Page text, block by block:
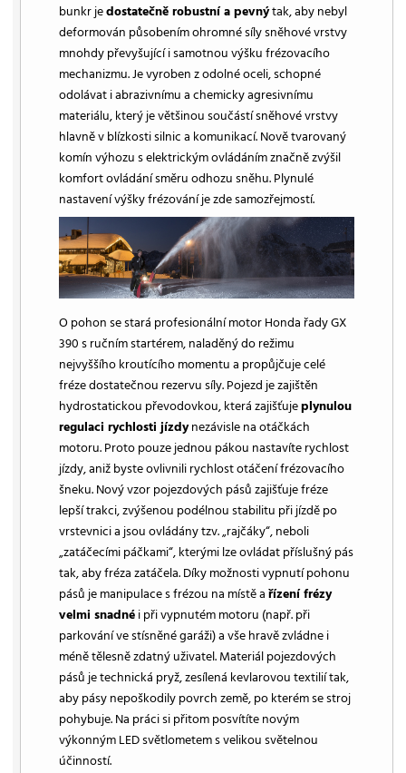
bunkr jedostatečně robustní a pevnýtak, aby nebyl
deformován působením ohromné síly sněhové vrstvy
mnohdy převyšující i samotnou výšku frézovacího
mechanizmu. Je vyroben z odolné oceli, schopné
odolávat i abrazivnímu a chemicky agresivnímu
materiálu, který je většinou součástí sněhové vrstvy
hlavně v blízkosti silnic a komunikací. Nově tvarovaný
komín výhozu s elektrickým ovládáním značně zvýšil
komfort ovládání směru odhozu sněhu. Plynulé
nastavení výšky frézování je zde samozřejmostí.
O pohon se stará profesionální motor Honda řady GX
390 s ručním startérem, naladěný do režimu
nejvyššího kroutícího momentu a propůjčuje celé
fréze dostatečnou rezervu síly. Pojezd je zajištěn
hydrostatickou převodovkou, která zajišťujeplynulou
regulaci rychlosti jízdynezávisle na otáčkách
motoru. Proto pouze jednou pákou nastavíte rychlost
jízdy, aniž byste ovlivnili rychlost otáčení frézovacího
šneku. Nový vzor pojezdových pásů zajišťuje fréze
lepší trakci, zvýšenou podélnou stabilitu při jízdě po
vrstevnici a jsou ovládány tzv. „rajčáky“, neboli
„zatáčecími páčkami“, kterými lze ovládat příslušný pás
tak, aby fréza zatáčela. Díky možnosti vypnutí pohonu
pásů je manipulace s frézou na místě ařízení frézy
velmi snadnéi při vypnutém motoru (např. při
parkování ve stísněné garáži) a vše hravě zvládne i
méně tělesně zdatný uživatel. Materiál pojezdových
pásů je technická pryž, zesílená kevlarovou textilií tak,
aby pásy nepoškodily povrch země, po kterém se stroj
pohybuje. Na práci si přitom posvítíte novým
výkonným LED světlometem s velikou světelnou
účinností.